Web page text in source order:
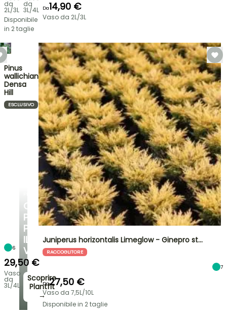
PLANTFIT
CONSIGLI
PERSONALIZZATI
PER
IL
VOSTRO
GIARDINO
Scoprire
Plantfit
→
da
2L/3L
Disponibile
in 2 taglie
da
3L/4L Da14,90 €
Vaso da 2L/3L
Pinus
wallichiana
Densa
Hill
ESCLUSIVO
6
29,50 €
Vaso
da
3L/4L
Juniperus horizontalis Limeglow - Ginepro st…
RACCOGLITORE
7
Da27,50 €
Vaso da 7,5L/10L
Disponibile in 2 taglie